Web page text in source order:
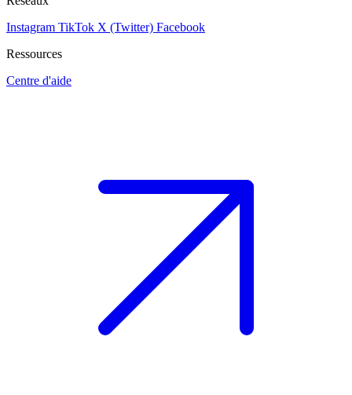
Instagram TikTok X (Twitter) Facebook
Ressources
Centre d'aide